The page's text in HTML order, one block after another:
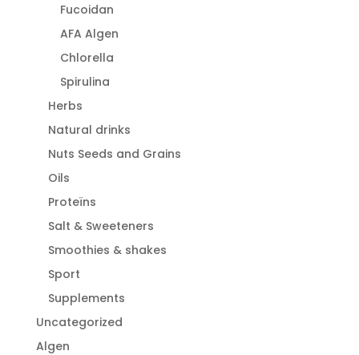
Fucoidan
AFA Algen
Chlorella
Spirulina
Herbs
Natural drinks
Nuts Seeds and Grains
Oils
Proteïns
Salt & Sweeteners
Smoothies & shakes
Sport
Supplements
Uncategorized
Algen